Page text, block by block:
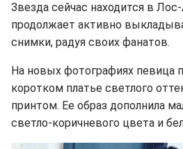
Звезда сейчас находится в
продолжает активно
снимки, радуя своих фанатов.
На новых фотографиях певица
коротком платье светлого
принтом. Ее образ дополнила
светло-коричневого цвета и